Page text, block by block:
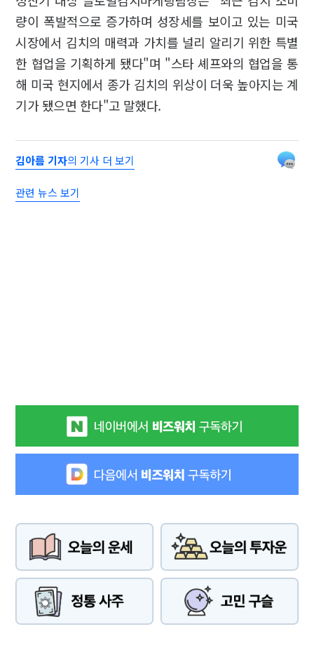
량이 폭발적으로 증가하며 성장세를 보이고 있는 미국
시장에서 김치의 매력과 가치를 널리 알리기 위한 특별
한 협업을 기획하게 됐다"며 "스타 셰프와의 협업을 통
해 미국 현지에서 종가 김치의 위상이 더욱 높아지는 계
기가 됐으면 한다"고 말했다.
김아름 기자의 기사 더 보기
관련 뉴스 보기